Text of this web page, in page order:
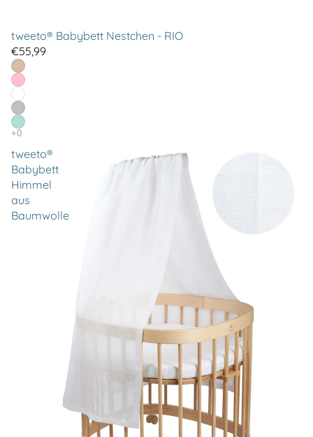
tweeto® Babybett Nestchen - RIO
€55,99
tweeto®
Babybett
Himmel
aus
Baumwolle